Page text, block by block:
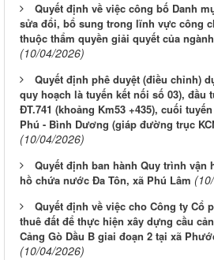
Quyết định về việc công bố Danh
sửa đổi, bổ sung trong lĩnh vực công
thuộc thẩm quyền giải quyết của
(10/04/2026)
Quyết định phê duyệt (điều chỉnh)
quy hoạch là tuyến kết nối số 03), đầu
ĐT.741 (khoảng Km53 +435), cuối
Phú - Bình Dương (giáp đường trục
(10/04/2026)
Quyết định ban hành Quy trình
hồ chứa nước Đa Tôn, xã Phú Lâm
Quyết định về việc cho Công ty Cổ
thuê đất để thực hiện xây dựng cầu
Cảng Gò Dầu B giai đoạn 2 tại xã
(10/04/2026)